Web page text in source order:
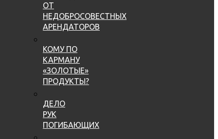
ОТ
НЕДОБРОСОВЕСТНЫХ
АРЕНДАТОРОВ
КОМУ ПО
КАРМАНУ
«ЗОЛОТЫЕ»
ПРОДУКТЫ?
ДЕЛО
РУК
ПОГИБАЮЩИХ